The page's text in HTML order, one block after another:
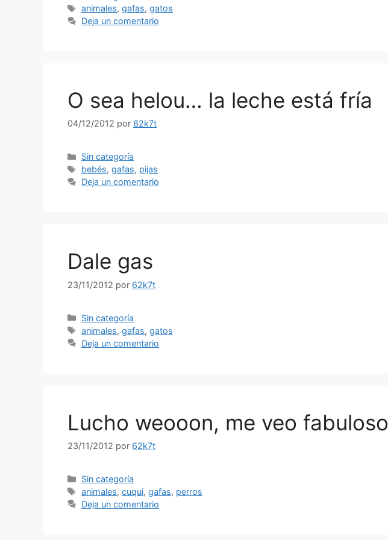
Etiquetas
animales,gafas,gatos
Deja un comentario
O sea helou… la leche está fría
04/12/2012 por 62k7t
Categorías
Sin categoría
Etiquetas
bebés,gafas, pijas
Deja un comentario
Dale gas
23/11/2012 por 62k7t
Categorías
Sin categoría
Etiquetas
animales,gafas,gatos
Deja un comentario
Lucho weooon, me veo fabuloso
23/11/2012 por 62k7t
Categorías
Sin categoría
Etiquetas
animales,cuqui,gafas, perros
Deja un comentario